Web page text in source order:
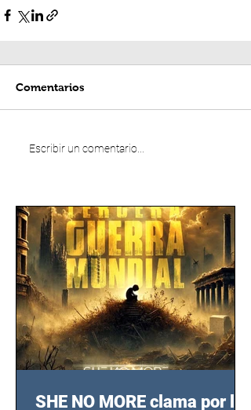
Comentarios
Escribir un comentario...
SHE NO MORE clama por las